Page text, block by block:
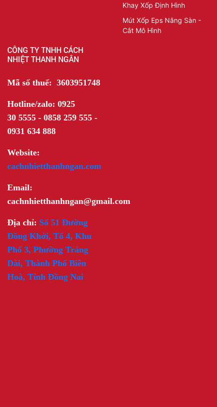
Khay Xốp Định Hình
Mút Xốp Eps Nâng Sàn -
Cắt Mô Hình
CÔNG TY TNHH CÁCH
NHIỆT THANH NGÂN
Mã số thuế: 3603951748
Hotline/zalo: 0925
30 5555 - 0858 259 555 -
0931 634 888
Website:
cachnhietthanhngan.com
Email:
cachnhietthanhngan@gmail.com
Địa chỉ: Số 51 Đường
Đồng Khởi, Tổ 4, Khu
Phố 3, Phường Trảng
Dài, Thành Phố Biên
Hoà, Tỉnh Đồng Nai